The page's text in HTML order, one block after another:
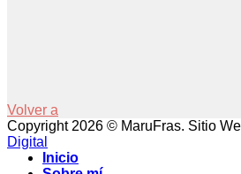
Volver a
Copyright 2026 © MaruFras. Sitio
Digital
Inicio